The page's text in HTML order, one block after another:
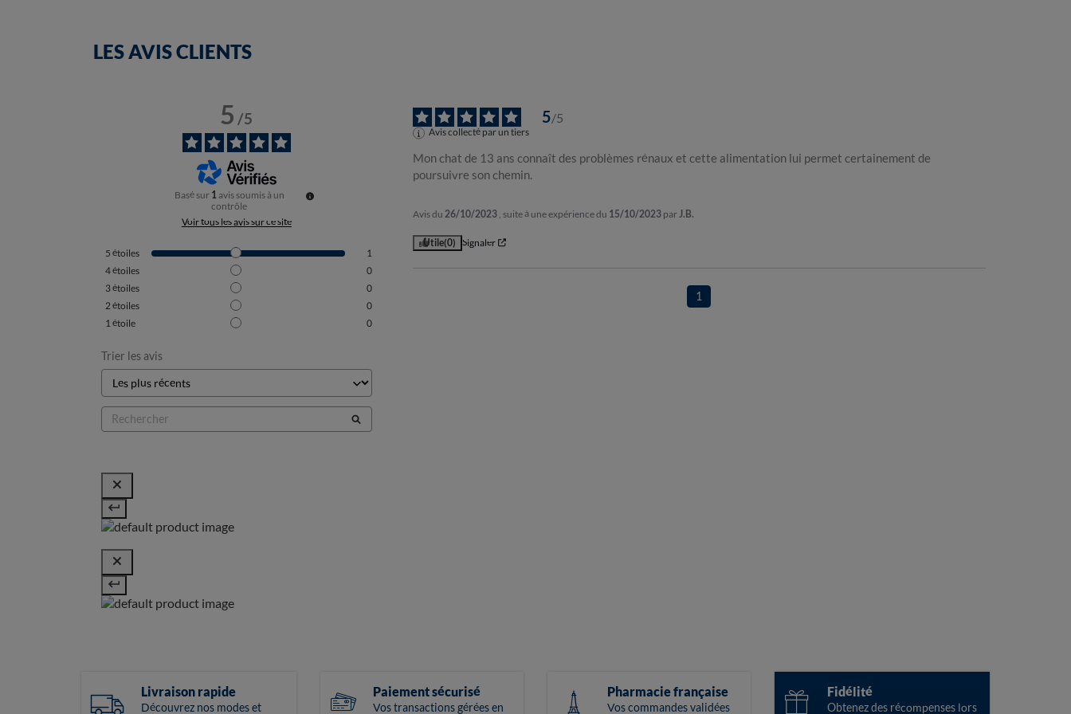
LES AVIS CLIENTS
5/5
Basé sur 1 avis soumis à un
contrôle
Voir tous les avis sur ce site
5 étoiles
1
4étoiles
0
3étoiles
0
2 étoiles
0
1 étoile 0
Trier les avis
5/5
Avis collecté par un tiers
Mon chat de 13 ans connaît des problèmes rénaux et cette alimentation lui permet certainement de
poursuivre son chemin.
Avis du 26/10/2023 , suite à une expérience du 15/10/2023 par J.B.
Utile(0) Signaler
1
Livraison rapide
Découvrez nos modes et
Paiement sécurisé
Vos transactions gérées en
Pharmacie française
Vos commandes validées
Fidélité
Obtenez des récompenses lors